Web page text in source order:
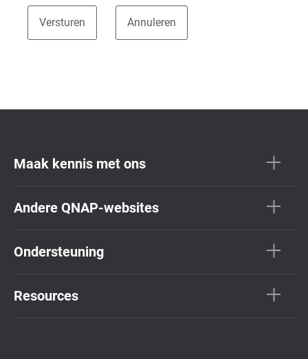
Maak kennis met ons
Andere QNAP-websites
Ondersteuning
Resources